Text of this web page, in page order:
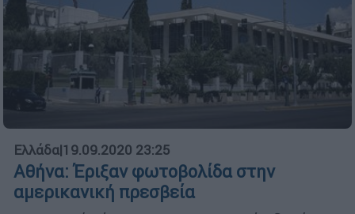
Ελλάδα|19.09.2020 23:25
Αθήνα: Έριξαν φωτοβολίδα στην
αμερικανική πρεσβεία